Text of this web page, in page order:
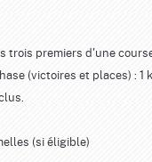
premiers d'une
(victoires et places) : 1
(si éligible)